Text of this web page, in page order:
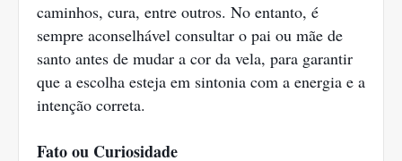
caminhos, cura, entre outros. No entanto, é
sempre aconselhável consultar o pai ou mãe de
santo antes de mudar a cor da vela, para garantir
que a escolha esteja em sintonia com a energia e a
intenção correta.
Fato ou Curiosidade